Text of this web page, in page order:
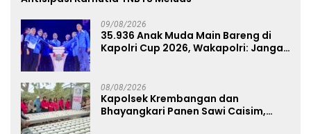
09/08/2026
35.936 Anak Muda Main Bareng di
Kapolri Cup 2026, Wakapolri: Jangan
08/08/2026
Kapolsek Krembangan dan
Bhayangkari Panen Sawi Caisim,